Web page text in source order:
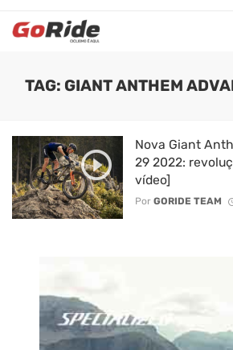
TAG: GIANT ANTHEM
Nova Giant
29 2022:
vídeo]
Por GORIDE TEAM